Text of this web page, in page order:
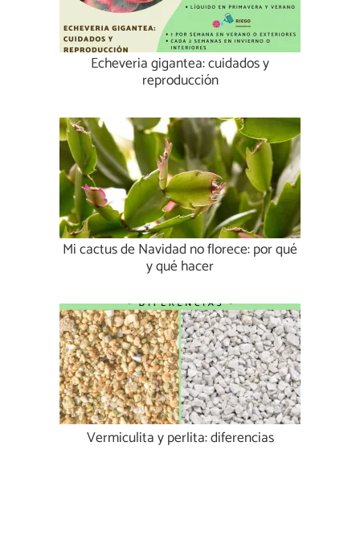
Echeveria gigantea: cuidados y
reproducción
Mi cactus de Navidad no florece: por qué
y qué hacer
Vermiculita y perlita: diferencias